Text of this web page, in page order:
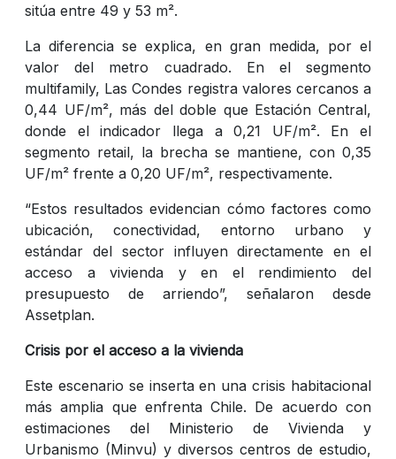
sitúa entre 49 y 53 m².
La diferencia se explica, en gran medida, por el
valor del metro cuadrado. En el segmento
multifamily, Las Condes registra valores cercanos a
0,44 UF/m², más del doble que Estación Central,
donde el indicador llega a 0,21 UF/m². En el
segmento retail, la brecha se mantiene, con 0,35
UF/m² frente a 0,20 UF/m², respectivamente.
“Estos resultados evidencian cómo factores como
ubicación, conectividad, entorno urbano y
estándar del sector influyen directamente en el
acceso a vivienda y en el rendimiento del
presupuesto de arriendo”, señalaron desde
Assetplan.
Crisis por el acceso a la vivienda
Este escenario se inserta en una crisis habitacional
más amplia que enfrenta Chile. De acuerdo con
estimaciones del Ministerio de Vivienda y
Urbanismo (Minvu) y diversos centros de estudio,